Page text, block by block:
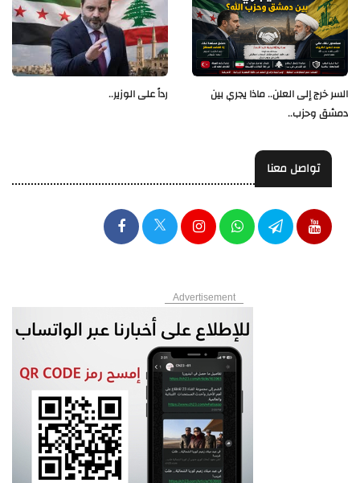
رداً على الوزير..
السر خرج إلى العلن.. ماذا يجري بين
دمشق وحزب..
تواصل معنا
Advertisement